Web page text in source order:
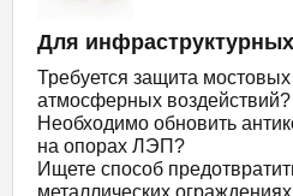
Для
Требуется защита мостовых
атмосферных воздействий?
Необходимо обновить
на опорах ЛЭП?
Ищете способ
металлических